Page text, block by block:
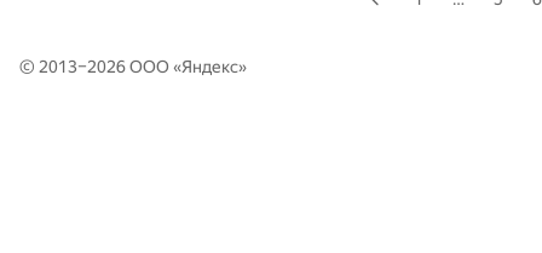
© 2013–2026 ООО «Яндекс»